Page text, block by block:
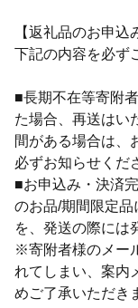
【返礼品のお申込
下記の内容を必ず
■長期不在等寄附
た場合、再送はい
間がある場合は、
必ずお知らせくだ
■お申込み・決済
のお品/期間限定
を、発送の際には
※寄附者様のメー
れてしまい、案内
めご了承いただき